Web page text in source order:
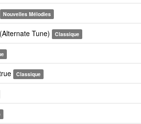
Nouvelles Mélodies
Tune) Classique
Classique